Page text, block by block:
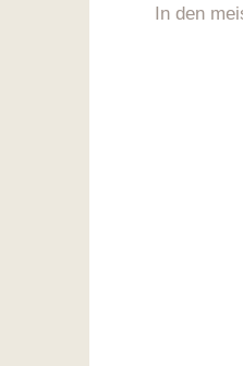
In den